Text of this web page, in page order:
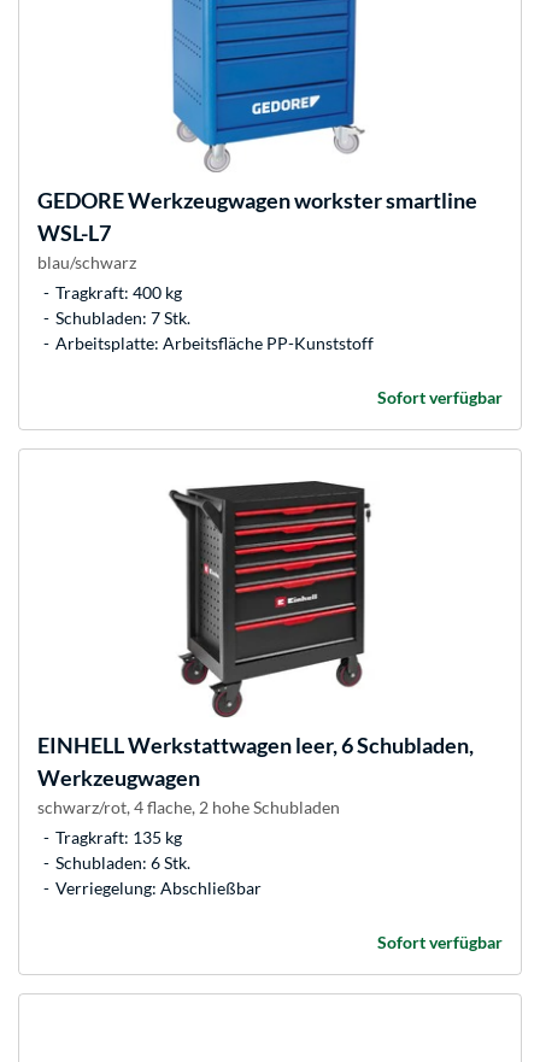
GEDOREWerkzeugwagen workster smartline
WSL-L7
blau/schwarz
Tragkraft: 400 kg
Schubladen: 7 Stk.
Arbeitsplatte: Arbeitsfläche PP-Kunststoff
Sofort verfügbar
EINHELLWerkstattwagen leer, 6 Schubladen,
Werkzeugwagen
schwarz/rot, 4 flache, 2 hohe Schubladen
Tragkraft: 135 kg
Schubladen: 6 Stk.
Verriegelung: Abschließbar
Sofort verfügbar